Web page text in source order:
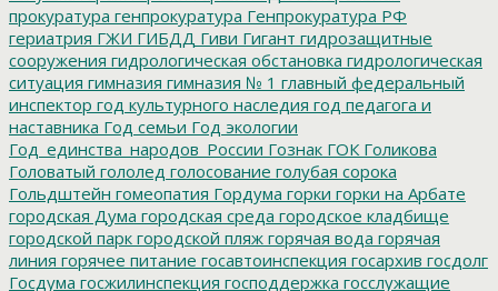
прокуратура генпрокуратура Генпрокуратура РФ
гериатрия ГЖИ ГИБДД Гиви Гигант гидрозащитные
сооружения гидрологическая обстановка гидрологическая
ситуация гимназия гимназия № 1 главный федеральный
инспектор год культурного наследия год педагога и
наставника Год семьи Год экологии
Год_единства_народов_России Гознак ГОК Голикова
Головатый гололед голосование голубая сорока
Гольдштейн гомеопатия Гордума горки горки на Арбате
городская Дума городская среда городское кладбище
городской парк городской пляж горячая вода горячая
линия горячее питание госавтоинспекция госархив госдолг
Госдума госжилинспекция господдержка госслужащие